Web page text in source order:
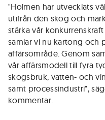
"Holmen har utvecklats
utifrån den skog och
stärka vår
samlar vi nu kartong och
affärsområde. Genom
vår affärsmodell till fyra
skogsbruk, vatten- och
samt processindustri",
kommentar.